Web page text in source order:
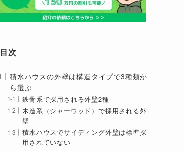
目次
積水ハウスの外壁は構造タイプで3種類か
ら選ぶ
鉄骨系で採用される外壁2種
木造系（シャーウッド）で採用される外
壁
積水ハウスでサイディング外壁は標準採
用されていない